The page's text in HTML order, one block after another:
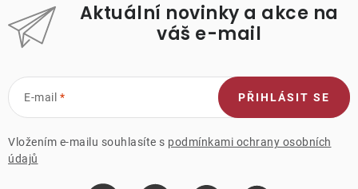
Aktuální novinky a akce na
váš e-mail
E-mail
Vložením e-mailu souhlasíte s podmínkami ochrany osobních
údajů
PŘIHLÁSIT SE